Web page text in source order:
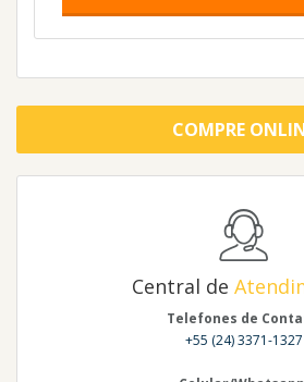
COMPRE
Central de
Telefones de
+55 (24) 3371-1327